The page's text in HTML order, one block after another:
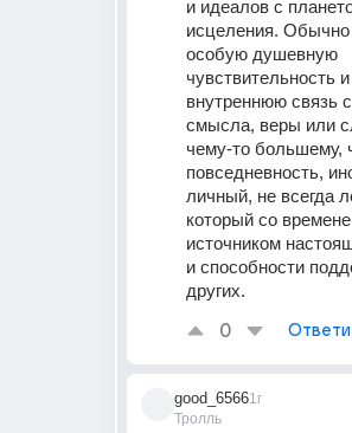
и идеалов с
исцеления. Обычно
особую душевную
чувствительность
внутреннюю связь
смысла, веры или
чему-то большему,
повседневность,
личный, не всегда
который со
источником
и способности
других.
0
good_6566
Тролль
1г